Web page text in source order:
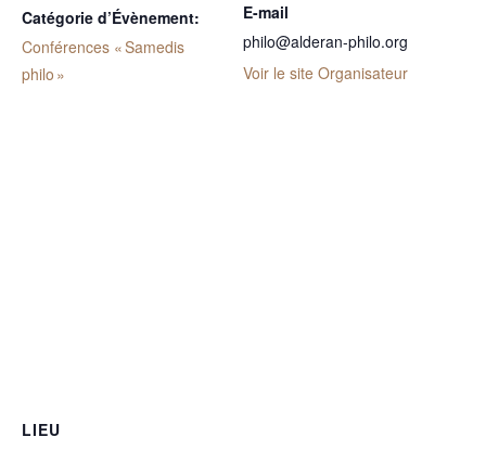
Catégorie d’Évènement:
Conférences « Samedis
philo »
E-mail
philo@alderan-philo.org
Voir le site Organisateur
LIEU